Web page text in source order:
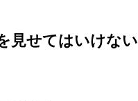
見せてはいけない